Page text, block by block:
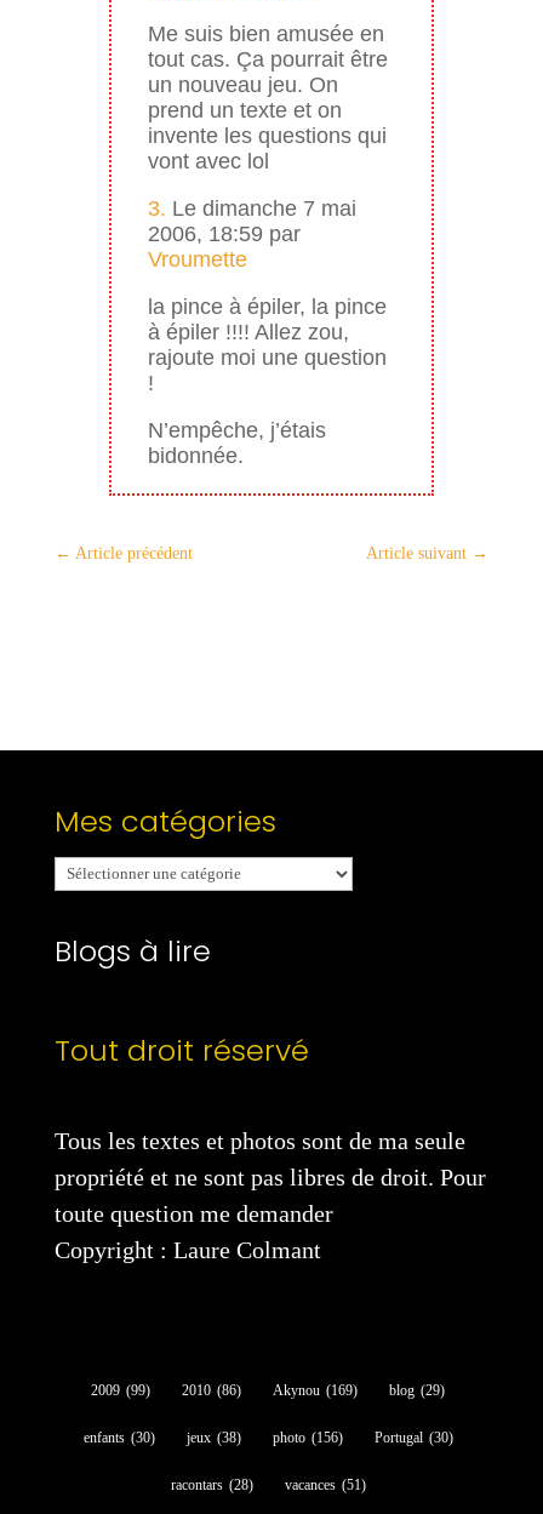
Me suis bien amusée en
tout cas. Ça pourrait être
un nouveau jeu. On
prend un texte et on
invente les questions qui
vont avec lol
3. Le dimanche 7 mai
2006, 18:59 par
Vroumette
la pince à épiler, la pince
à épiler !!!! Allez zou,
rajoute moi une question
!
N’empêche, j’étais
bidonnée.
← Article précédent Article suivant →
Mes catégories
Mes
catégories
Blogs à lire
Tout droit réservé
Tous les textes et photos sont de ma seule
propriété et ne sont pas libres de droit. Pour
toute question me demander
Copyright : Laure Colmant
2009 (99) 2010 (86) Akynou (169) blog (29)
enfants (30) jeux (38) photo (156) Portugal (30)
racontars (28) vacances (51)